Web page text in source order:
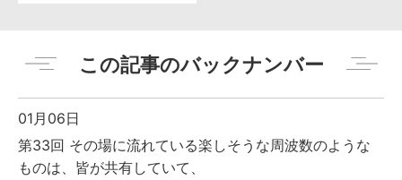
この記事のバックナンバー
01月06日
第33回 その場に流れている楽しそうな周波数のような
ものは、皆が共有していて、